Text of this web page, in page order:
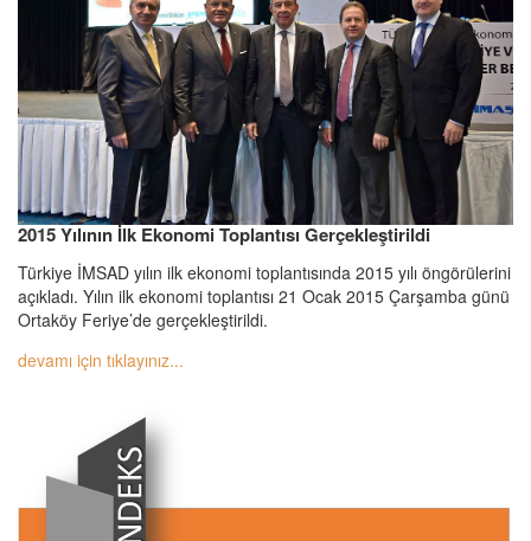
2015 Yılının İlk Ekonomi Toplantısı Gerçekleştirildi
Türkiye İMSAD yılın ilk ekonomi toplantısında 2015 yılı öngörülerini
açıkladı. Yılın ilk ekonomi toplantısı 21 Ocak 2015 Çarşamba günü
Ortaköy Feriye’de gerçekleştirildi.
devamı için tıklayınız...